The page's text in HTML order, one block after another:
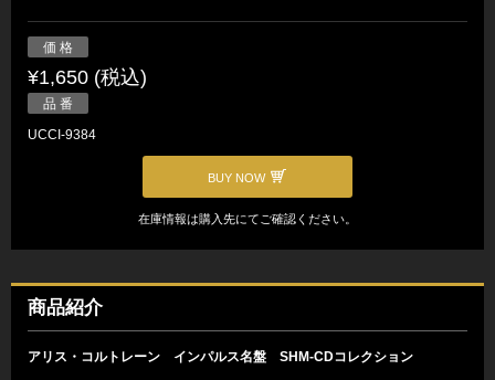
価 格
¥1,650 (税込)
品 番
UCCI-9384
BUY NOW
在庫情報は購入先にてご確認ください。
商品紹介
アリス・コルトレーン インパルス名盤 SHM-CDコレクション